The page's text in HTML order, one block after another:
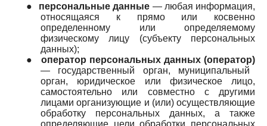
●
персональные данные — любая информация,
относящаяся к прямо или косвенно
определенному или определяемому
физическому лицу (субъекту персональных
данных);
●
оператор персональных данных (оператор)
— государственный орган, муниципальный
орган, юридическое или физическое лицо,
самостоятельно или совместно с другими
лицами организующие и (или) осуществляющие
обработку персональных данных, а также
определяющие цели обработки персональных